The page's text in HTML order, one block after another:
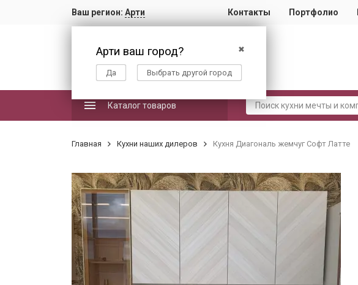
Ваш регион: Арти
✖
Арти ваш город?
Да Выбрать другой город
Контакты Портфолио
Каталог товаров
Главная Кухни наших дилеров Кухня Диагональ жемчуг Софт Латте